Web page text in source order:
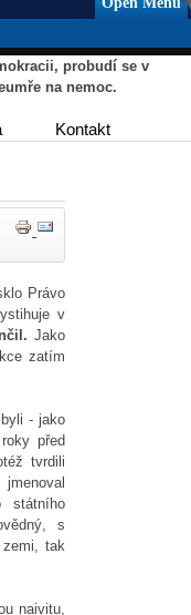
probudí se v
na nemoc.
Kontakt
Právo
v
Jako
zatím
- jako
před
tvrdili
státního
s
tak
naivitu,